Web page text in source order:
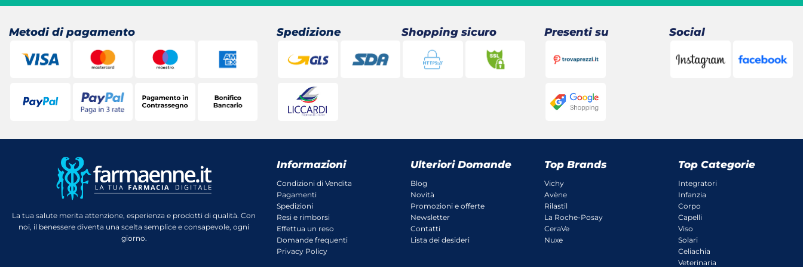
23,88 €.21,62 €.
Metodi di pagamento Spedizione Shopping sicuro Presenti su Social
La tua salute merita attenzione, esperienza e prodotti di qualità. Con
noi, il benessere diventa una scelta semplice e consapevole, ogni
giorno.
Informazioni
Condizioni di Vendita
Pagamenti
Spedizioni
Resi e rimborsi
Effettua un reso
Domande frequenti
Privacy Policy
Ulteriori Domande
Blog
Novità
Promozioni e offerte
Newsletter
Contatti
Lista dei desideri
Top Brands
Vichy
Avène
Rilastil
La Roche-Posay
CeraVe
Nuxe
Top Categorie
Integratori
Infanzia
Corpo
Capelli
Viso
Solari
Celiachia
Veterinaria